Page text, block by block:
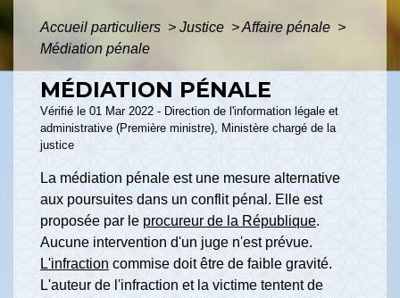
Accueil particuliers > Justice >Affaire pénale >
Médiation pénale
MÉDIATION PÉNALE
Vérifié le 01 Mar 2022 - Direction de l'information légale et
administrative (Première ministre), Ministère chargé de la
justice
La médiation pénale est une mesure alternative
aux poursuites dans un conflit pénal. Elle est
proposée par le procureur de la République.
Aucune intervention d'un juge n'est prévue.
L'infraction commise doit être de faible gravité.
L'auteur de l'infraction et la victime tentent de